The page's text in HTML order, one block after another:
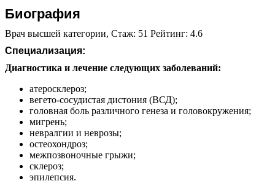
Биография
Врач высшей категории, Стаж: 51 Рейтинг: 4.6
Специализация:
Диагностика и лечение следующих заболеваний:
атеросклероз;
вегето-сосудистая дистония (ВСД);
головная боль различного генеза и головокружения;
мигрень;
невралгии и неврозы;
остеохондроз;
межпозвоночные грыжи;
склероз;
эпилепсия.